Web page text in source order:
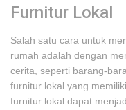
Furnitur Lokal
Salah satu cara untuk
rumah adalah dengan
cerita, seperti barang-
furnitur lokal yang
furnitur lokal dapat